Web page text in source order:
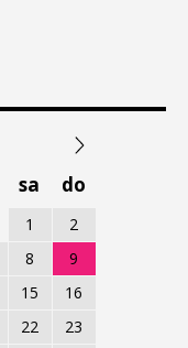
sa do
1
2
8
9
15
16
22
23